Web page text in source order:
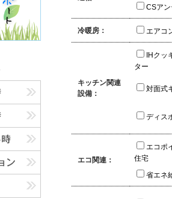
CSア
冷暖房： エアコ
キッチン関連
設備：
IHクッ
ター
対面式
ディス
エコ関連：
エコポ
住宅
省エネ